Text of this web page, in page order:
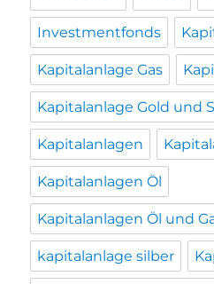
Investmentfonds
Kapitalanlage Gas
Kapitalanlage Gold und
Kapitalanlagen
Kapitalanlagen Öl
Kapitalanlagen Öl und
kapitalanlage silber